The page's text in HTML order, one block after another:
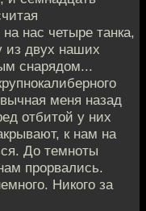
нас четыре танка,
из двух наших
снарядом...
меня назад
отбитой у них
к нам на
До темноты
прорвались.
Никого за